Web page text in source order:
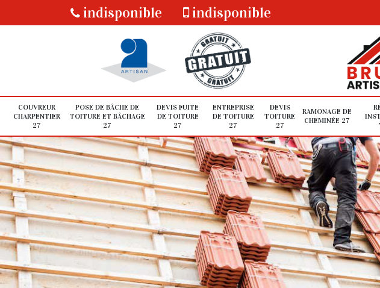
indisponible indisponible
COUVREUR
CHARPENTIER
27
POSE DE BÂCHE DE
TOITURE ET BÂCHAGE
27
DEVIS FUITE
DE TOITURE
27
ENTREPRISE
DE TOITURE
27
DEVIS
TOITURE
27
RAMONAGE DE
CHEMINÉE 27